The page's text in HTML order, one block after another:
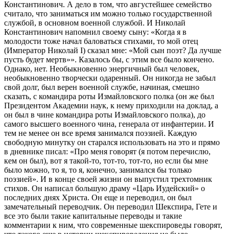
Константинович. А дело в том, что августейшее семейство
считало, что заниматься им можно только государственной
службой, в основном военной службой. И Николай
Константинович напомнил своему сыну: «Когда я в
молодости тоже начал баловаться стихами, то мой отец
(Император Николай I) сказал мне: «Мой сын поэт? Да лучше
пусть будет мертв»». Казалось бы, с этим все было кончено.
Однако, нет. Необыкновенно энергичный был человек,
необыкновенно творчески одаренный. Он никогда не забыл
свой долг, был верен военной службе, начиная, смешно
сказать, с командира роты Измайловского полка (он же был
Президентом Академии наук, к нему приходили на доклад, а
он был в чине командира роты Измайловского полка), до
самого высшего военного чина, генерала от инфантерии. И
тем не менее он все время занимался поэзией. Каждую
свободную минутку он старался использовать на это и прямо
в дневнике писал: «Про меня говорят (я потом перечислю,
кем он был), вот я такой-то, тот-то, тот-то, но если бы мне
было можно, то я, то я, конечно, занимался бы только
поэзией». И в конце своей жизни он выпустил трехтомник
стихов. Он написал большую драму «Царь Иудейский» о
последних днях Христа. Он еще и переводил, он был
замечательный переводчик. Он переводил Шекспира, Гете и
все это были такие капитальные переводы и такие
комментарии к ним, что современные шекспироведы говорят,